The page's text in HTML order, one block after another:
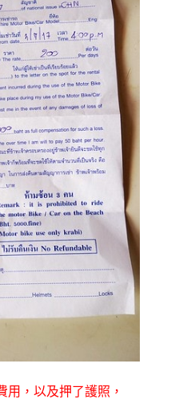
用，以及押了護照，